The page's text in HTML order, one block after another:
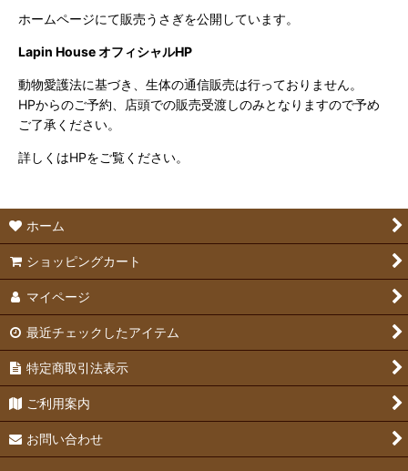
ホームページにて販売うさぎを公開しています。
Lapin House オフィシャルHP
動物愛護法に基づき、生体の通信販売は行っておりません。
HPからのご予約、店頭での販売受渡しのみとなりますので予め
ご了承ください。
詳しくはHPをご覧ください。
ホーム
ショッピングカート
マイページ
最近チェックしたアイテム
特定商取引法表示
ご利用案内
お問い合わせ